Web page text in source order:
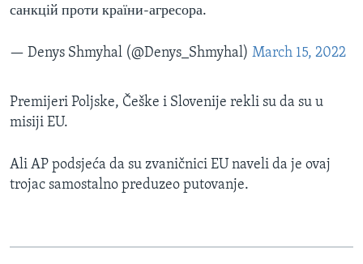
санкцій проти країни-агресора.
— Denys Shmyhal (@Denys_Shmyhal) March 15, 2022
Premijeri Poljske, Češke i Slovenije rekli su da su u
misiji EU.
Ali AP podsjeća da su zvaničnici EU naveli da je ovaj
trojac samostalno preduzeo putovanje.